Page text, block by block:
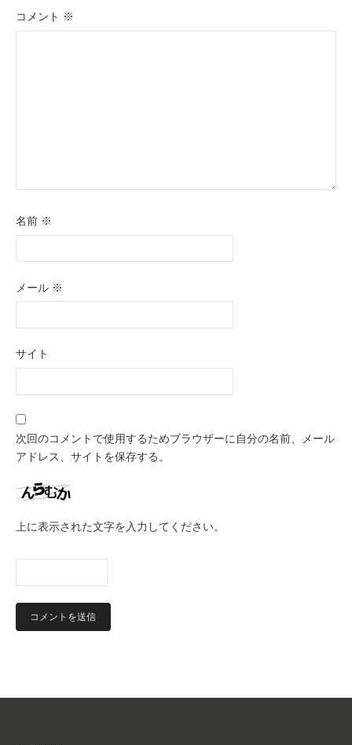
シ
コメント ※
名前 ※
メール ※
サイト
次回のコメントで使用するためブラウザーに自分の名前、メール
アドレス、サイトを保存する。
上に表示された文字を入力してください。